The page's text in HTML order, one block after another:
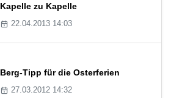
Kapelle zu Kapelle
22.04.2013 14:03
Berg-Tipp für die Osterferien
27.03.2012 14:32